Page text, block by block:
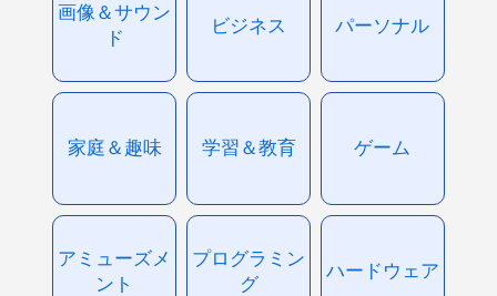
画像＆サウン
ド
ビジネス パーソナル
家庭＆趣味 学習＆教育 ゲーム
アミューズメ
ント
プログラミン
グ
ハードウェア